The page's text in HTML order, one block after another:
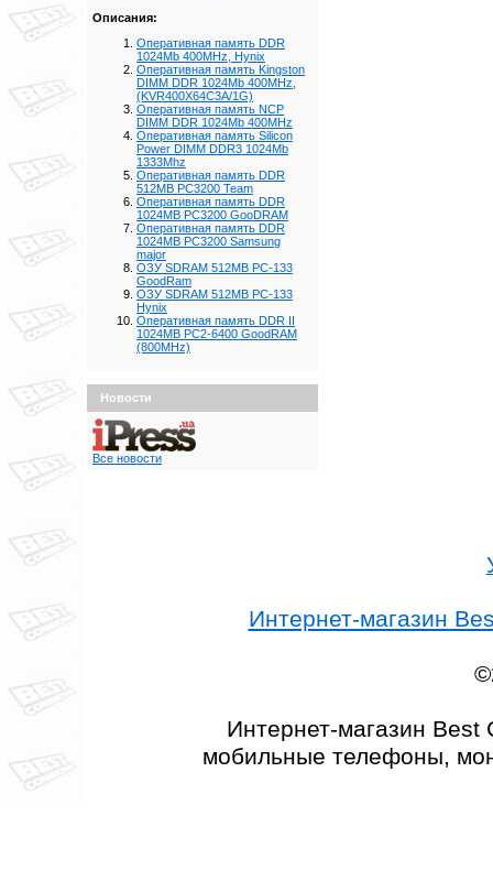
Описания:
Оперативная память DDR
1024Mb 400MHz, Hynix
Оперативная память Kingston
DIMM DDR 1024Mb 400MHz,
(KVR400X64C3A/1G)
Оперативная память NCP
DIMM DDR 1024Mb 400MHz
Оперативная память Silicon
Power DIMM DDR3 1024Mb
1333Mhz
Оперативная память DDR
512MB PC3200 Team
Оперативная память DDR
1024MB PC3200 GooDRAM
Оперативная память DDR
1024MB PC3200 Samsung
major
ОЗУ SDRAM 512MB PC-133
GoodRam
ОЗУ SDRAM 512MB PC-133
Hynix
Оперативная память DDR II
1024MB PC2-6400 GoodRAM
(800MHz)
Новости
Все новости
Интернет-магазин
Интернет-магазин Best
мобильные телефоны,